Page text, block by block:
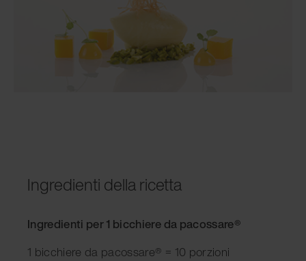
Ingredienti della ricetta
Ingredienti per 1 bicchiere da pacossare®
1 bicchiere da pacossare® = 10 porzioni